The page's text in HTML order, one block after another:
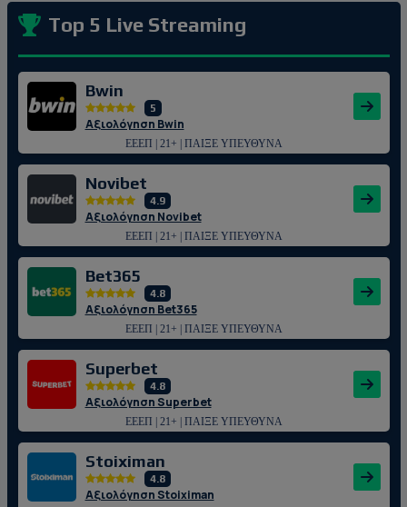
Top 5 Live Streaming
Bwin
5
Αξιολόγηση Bwin
ΕΕΕΠ | 21+ | ΠΑΙΞΕ ΥΠΕΥΘΥΝΑ
Novibet
4.9
Αξιολόγηση Novibet
ΕΕΕΠ | 21+ | ΠΑΙΞΕ ΥΠΕΥΘΥΝΑ
Bet365
4.8
Αξιολόγηση Bet365
ΕΕΕΠ | 21+ | ΠΑΙΞΕ ΥΠΕΥΘΥΝΑ
Superbet
4.8
Αξιολόγηση Superbet
ΕΕΕΠ | 21+ | ΠΑΙΞΕ ΥΠΕΥΘΥΝΑ
Stoiximan
4.8
Αξιολόγηση Stoiximan